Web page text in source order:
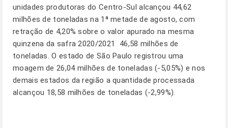
unidades produtoras do Centro-Sul alcançou 44,62
milhões de toneladas na 1ª metade de agosto, com
retração de 4,20% sobre o valor apurado na mesma
quinzena da safra 2020/2021  46,58 milhões de
toneladas. O estado de São Paulo registrou uma
moagem de 26,04 milhões de toneladas (-5,05%) e nos
demais estados da região a quantidade processada
alcançou 18,58 milhões de toneladas (-2,99%).